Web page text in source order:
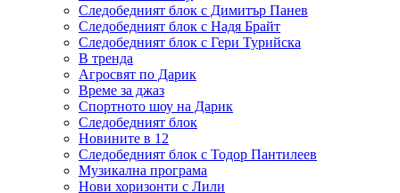
Следобедният блок с Димитър Панев
Следобедният блок с Надя Брайт
Следобедният блок с Гери Турийска
В тренда
Агросвят по Дарик
Време за джаз
Спортното шоу на Дарик
Следобедният блок
Новините в 12
Следобедният блок с Тодор Пантилеев
Музикална програма
Нови хоризонти с Лили